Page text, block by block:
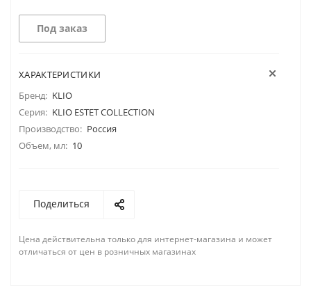
Под заказ
ХАРАКТЕРИСТИКИ
Бренд: KLIO
Серия: KLIO ESTET COLLECTION
Производство: Россия
Объем, мл: 10
Поделиться
Цена действительна только для интернет-магазина и может
отличаться от цен в розничных магазинах